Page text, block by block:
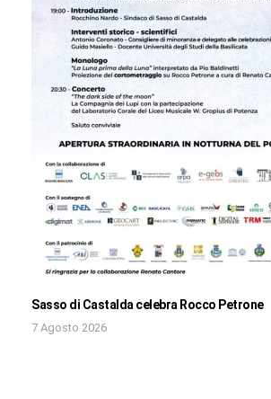
Sasso di Castalda celebra Rocco Petrone
7 Agosto 2026